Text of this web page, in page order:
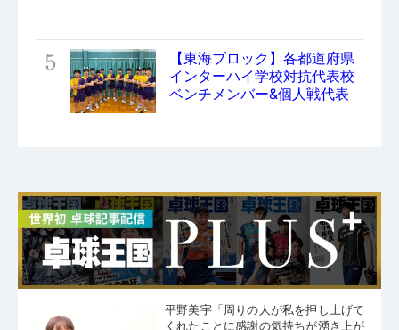
5
【東海ブロック】各都道府県
インターハイ学校対抗代表校
ベンチメンバー&個人戦代表
平野美宇「周りの人が私を押し上げて
くれたことに感謝の気持ちが湧き上が